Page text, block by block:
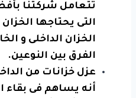
تتعامل شركتنا
التى يحتاجها
الخزان الداخلى و
الفرق بين النوعين.
عزل خزانات من
أنه يساهم فى بقاء